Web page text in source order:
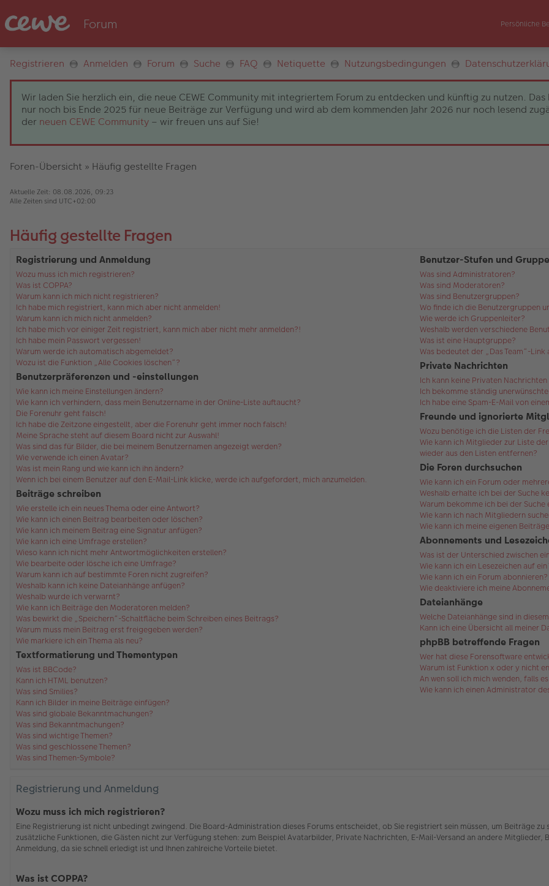
Persönliche
Registrieren Anmelden Forum Suche FAQ Netiquette Nutzungsbedingungen
Wir laden Sie herzlich ein, die neue CEWE Community mit integriertem Forum zu entdecken und künftig zu nutzen.
nur noch bis Ende 2025 für neue Beiträge zur Verfügung und wird ab dem kommenden Jahr 2026 nur noch lesend
der neuen CEWE Community – wir freuen uns auf Sie!
Foren-Übersicht » Häufig gestellte Fragen
Aktuelle Zeit: 08.08.2026, 09:23
Alle Zeiten sind UTC+02:00
Häufig gestellte Fragen
Registrierung und Anmeldung
Wozu muss ich mich registrieren?
Was ist COPPA?
Warum kann ich mich nicht registrieren?
Ich habe mich registriert, kann mich aber nicht anmelden!
Warum kann ich mich nicht anmelden?
Ich habe mich vor einiger Zeit registriert, kann mich aber nicht mehr anmelden?!
Ich habe mein Passwort vergessen!
Warum werde ich automatisch abgemeldet?
Wozu ist die Funktion „Alle Cookies löschen“?
Benutzerpräferenzen und -einstellungen
Wie kann ich meine Einstellungen ändern?
Wie kann ich verhindern, dass mein Benutzername in der Online-Liste auftaucht?
Die Forenuhr geht falsch!
Ich habe die Zeitzone eingestellt, aber die Forenuhr geht immer noch falsch!
Meine Sprache steht auf diesem Board nicht zur Auswahl!
Was sind das für Bilder, die bei meinem Benutzernamen angezeigt werden?
Wie verwende ich einen Avatar?
Was ist mein Rang und wie kann ich ihn ändern?
Wenn ich bei einem Benutzer auf den E-Mail-Link klicke, werde ich aufgefordert, mich anzumelden.
Beiträge schreiben
Wie erstelle ich ein neues Thema oder eine Antwort?
Wie kann ich einen Beitrag bearbeiten oder löschen?
Wie kann ich meinem Beitrag eine Signatur anfügen?
Wie kann ich eine Umfrage erstellen?
Wieso kann ich nicht mehr Antwortmöglichkeiten erstellen?
Wie bearbeite oder lösche ich eine Umfrage?
Warum kann ich auf bestimmte Foren nicht zugreifen?
Weshalb kann ich keine Dateianhänge anfügen?
Weshalb wurde ich verwarnt?
Wie kann ich Beiträge den Moderatoren melden?
Was bewirkt die „Speichern“-Schaltfläche beim Schreiben eines Beitrags?
Warum muss mein Beitrag erst freigegeben werden?
Wie markiere ich ein Thema als neu?
Textformatierung und Thementypen
Was ist BBCode?
Kann ich HTML benutzen?
Was sind Smilies?
Kann ich Bilder in meine Beiträge einfügen?
Was sind globale Bekanntmachungen?
Was sind Bekanntmachungen?
Was sind wichtige Themen?
Was sind geschlossene Themen?
Was sind Themen-Symbole?
Benutzer-Stufen und
Was sind Administratoren?
Was sind Moderatoren?
Was sind Benutzergruppen?
Wo finde ich die Benutzergruppen
Wie werde ich Gruppenleiter?
Weshalb werden verschiedene
Was ist eine Hauptgruppe?
Was bedeutet der „Das Team“-
Private Nachrichten
Ich kann keine Privaten
Ich bekomme ständig
Ich habe eine Spam-E-Mail von
Freunde und ignorierte
Wozu benötige ich die Listen der
Wie kann ich Mitglieder zur Liste
wieder aus den Listen entfernen?
Die Foren durchsuchen
Wie kann ich ein Forum oder
Weshalb erhalte ich bei der Suche
Warum bekomme ich bei der Suche
Wie kann ich nach Mitgliedern
Wie kann ich meine eigenen
Abonnements und
Was ist der Unterschied zwischen
Wie kann ich ein Lesezeichen auf
Wie kann ich ein Forum abonnieren?
Wie deaktiviere ich meine
Dateianhänge
Welche Dateianhänge sind in
Kann ich eine Übersicht all meiner
phpBB betreffende Fragen
Wer hat diese Forensoftware
Warum ist Funktion x oder y nicht
An wen soll ich mich wenden, falls
Wie kann ich einen Administrator
Registrierung und Anmeldung
Wozu muss ich mich registrieren?
Eine Registrierung ist nicht unbedingt zwingend. Die Board-Administration dieses Forums entscheidet, ob Sie registriert sein müssen, um Beiträge
zusätzliche Funktionen, die Gästen nicht zur Verfügung stehen: zum Beispiel Avatarbilder, Private Nachrichten, E-Mail-Versand an andere
Anmeldung, da sie schnell erledigt ist und Ihnen zahlreiche Vorteile bietet.
Was ist COPPA?